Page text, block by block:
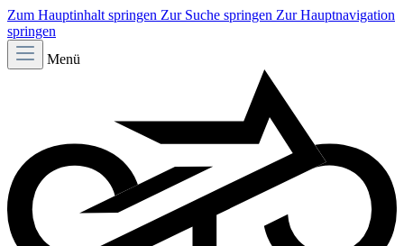
Zum Hauptinhalt springen Zur Suche springen Zur Hauptnavigation
springen
Menü